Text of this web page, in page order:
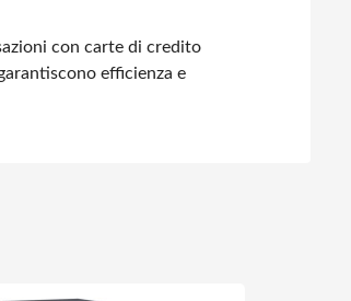
con carte di credito
efficienza e